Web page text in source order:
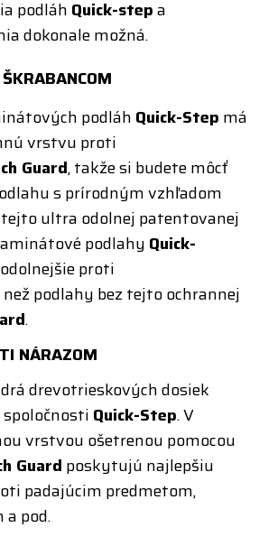
podláh Quick-stepa
dokonale možná.
podláh Quick-Step má
vrstvu proti
Guard, takže si budete môcť
s prírodným vzhľadom
ultra odolnej patentovanej
podlahy Quick-
proti
podlahy bez tejto ochrannej
.
NÁRAZOM
drevotrieskových dosiek
Quick-Step. V
vrstvou ošetrenou pomocou
Guard poskytujú najlepšiu
padajúcim predmetom,
pod.